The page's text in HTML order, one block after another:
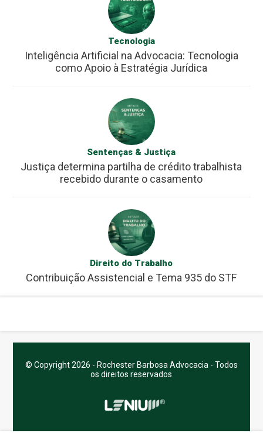
Tecnologia
Inteligência Artificial na Advocacia: Tecnologia
como Apoio à Estratégia Jurídica
Sentenças & Justiça
Justiça determina partilha de crédito trabalhista
recebido durante o casamento
Direito do Trabalho
Contribuição Assistencial e Tema 935 do STF
© Copyright 2026 - Rochester Barbosa Advocacia - Todos
os direitos reservados